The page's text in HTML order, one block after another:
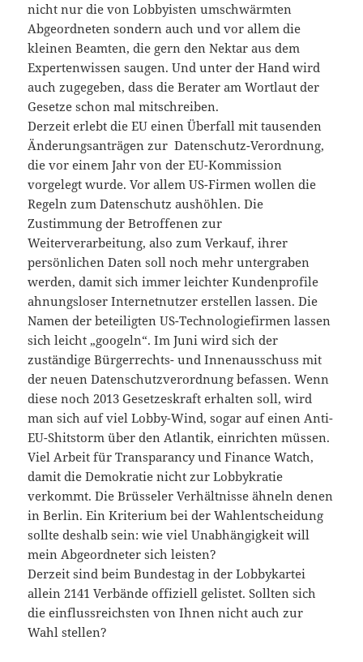
nicht nur die von Lobbyisten umschwärmten
Abgeordneten sondern auch und vor allem die
kleinen Beamten, die gern den Nektar aus dem
Expertenwissen saugen. Und unter der Hand wird
auch zugegeben, dass die Berater am Wortlaut der
Gesetze schon mal mitschreiben.
Derzeit erlebt die EU einen Überfall mit tausenden
Änderungsanträgen zur Datenschutz-Verordnung,
die vor einem Jahr von der EU-Kommission
vorgelegt wurde. Vor allem US-Firmen wollen die
Regeln zum Datenschutz aushöhlen. Die
Zustimmung der Betroffenen zur
Weiterverarbeitung, also zum Verkauf, ihrer
persönlichen Daten soll noch mehr untergraben
werden, damit sich immer leichter Kundenprofile
ahnungsloser Internetnutzer erstellen lassen. Die
Namen der beteiligten US-Technologiefirmen lassen
sich leicht „googeln“. Im Juni wird sich der
zuständige Bürgerrechts- und Innenausschuss mit
der neuen Datenschutzverordnung befassen. Wenn
diese noch 2013 Gesetzeskraft erhalten soll, wird
man sich auf viel Lobby-Wind, sogar auf einen Anti-
EU-Shitstorm über den Atlantik, einrichten müssen.
Viel Arbeit für Transparancy und Finance Watch,
damit die Demokratie nicht zur Lobbykratie
verkommt. Die Brüsseler Verhältnisse ähneln denen
in Berlin. Ein Kriterium bei der Wahlentscheidung
sollte deshalb sein: wie viel Unabhängigkeit will
mein Abgeordneter sich leisten?
Derzeit sind beim Bundestag in der Lobbykartei
allein 2141 Verbände offiziell gelistet. Sollten sich
die einflussreichsten von Ihnen nicht auch zur
Wahl stellen?